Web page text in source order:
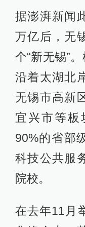
据澎湃新闻
万亿后，无
个“新无锡”
沿着太湖北
无锡市高新
宜兴市等板
90%的省部
科技公共服
院校。
在去年11月